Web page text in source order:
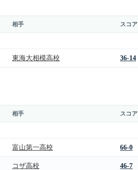
相手 スコア
東海大相模高校 36-14
相手 スコア
富山第一高校 66-0
コザ高校 46-7